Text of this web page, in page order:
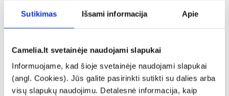
Sutikimas Išsami informacija Apie
Camelia.lt svetainėje naudojami slapukai
Informuojame, kad šioje svetainėje naudojami slapukai
(angl. Cookies). Jūs galite pasirinkti sutikti su dalies arba
visų slapukų naudojimu. Detalesnė informacija, kaip
Žiemą porą kartų per savaitę palepinkite veido
įvairių. Pasitarkite su vaistininku ir jis patars,
kokia kaukė geriausiai tinka būtent jums.